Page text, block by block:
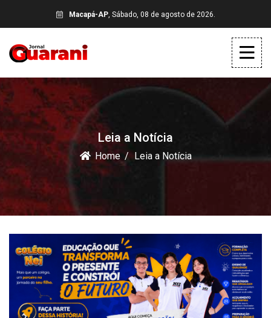
Macapá-AP, Sábado, 08 de agosto de 2026.
Leia a Notícia
Home Leia a Notícia